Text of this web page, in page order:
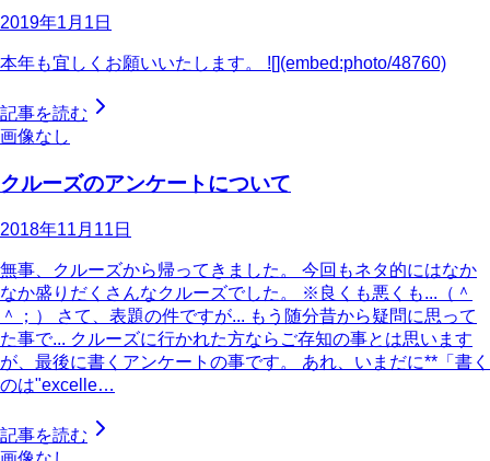
2019年1月1日
本年も宜しくお願いいたします。 ![](embed:photo/48760)
記事を読む
画像なし
クルーズのアンケートについて
2018年11月11日
無事、クルーズから帰ってきました。 今回もネタ的にはなか
なか盛りだくさんなクルーズでした。 ※良くも悪くも...（＾
＾；） さて、表題の件ですが... もう随分昔から疑問に思って
た事で... クルーズに行かれた方ならご存知の事とは思います
が、最後に書くアンケートの事です。 あれ、いまだに**「書く
のは"excelle…
記事を読む